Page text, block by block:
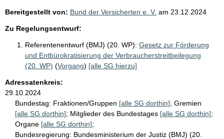
Bereitgestellt von: Bund der Versicherten e. V. am 23.12.2024
Zu Regelungsentwurf:
Referentenentwurf (BMJ) (20. WP): Gesetz zur Förderung
und Entbürokratisierung der Verbraucherstreitbeilegung
(20. WP) (Vorgang) [alle SG hierzu]
Adressatenkreis:
29.10.2024
Bundestag: Fraktionen/Gruppen [alle SG dorthin]; Gremien
[alle SG dorthin]; Mitglieder des Bundestages [alle SG dorthin];
Organe [alle SG dorthin];
Bundesregierung: Bundesministerium der Justiz (BMJ) (20.